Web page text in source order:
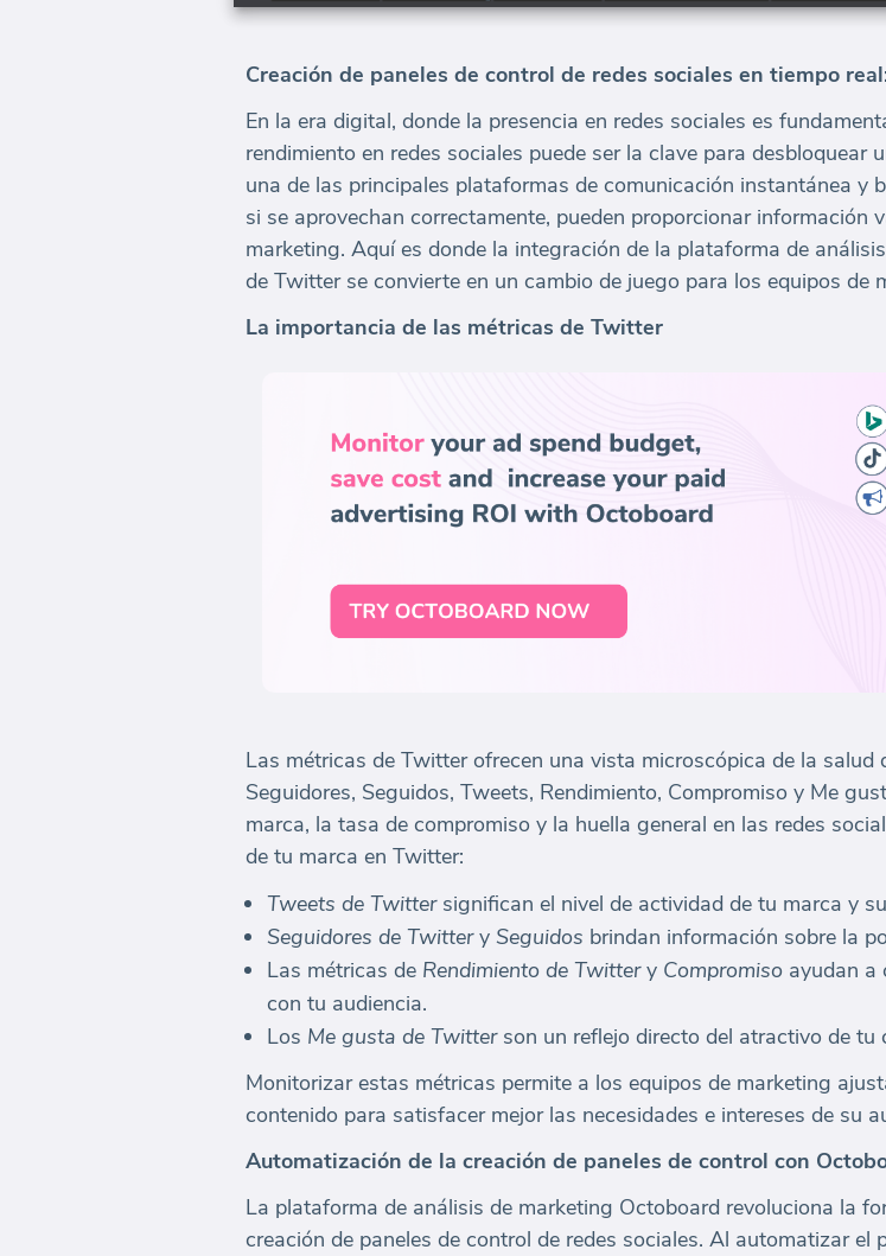
Creación de paneles de control de redes sociales en tiempo
En la era digital, donde la presencia en redes sociales es
rendimiento en redes sociales puede ser la clave para desbloquear
una de las principales plataformas de comunicación instantánea y
si se aprovechan correctamente, pueden proporcionar información
marketing. Aquí es donde la integración de la plataforma de
de Twitter se convierte en un cambio de juego para los equipos de
La importancia de las métricas de Twitter
Las métricas de Twitter ofrecen una vista microscópica de la salud
Seguidores, Seguidos, Tweets, Rendimiento, Compromiso y Me
marca, la tasa de compromiso y la huella general en las redes
de tu marca en Twitter:
Tweets de Twittersignifican el nivel de actividad de tu marca y
Seguidores de Twittery Seguidos brindan información sobre la
Las métricas de Rendimiento de Twittery Compromiso ayudan a
con tu audiencia.
Los Me gusta de Twitterson un reflejo directo del atractivo de tu
Monitorizar estas métricas permite a los equipos de marketing
contenido para satisfacer mejor las necesidades e intereses de su
Automatización de la creación de paneles de control con
La plataforma de análisis de marketing Octoboard revoluciona la
creación de paneles de control de redes sociales. Al automatizar